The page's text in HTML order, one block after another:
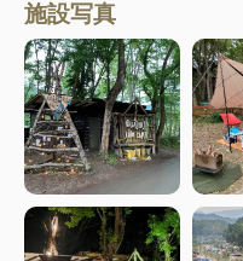
施設写真